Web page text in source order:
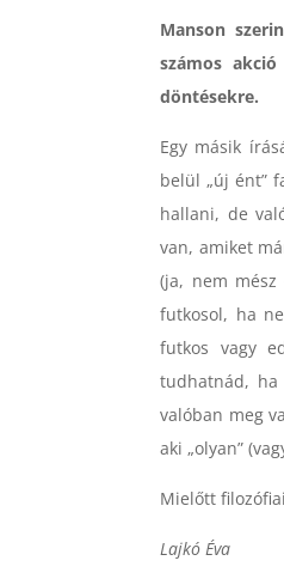
Manson
számos
döntésekre.
Egy másik
belül „új ént”
hallani, de
van, amiket
(ja, nem
futkosol, ha
futkos vagy
tudhatnád,
valóban meg
aki „olyan”
Mielőtt
Lajkó Éva